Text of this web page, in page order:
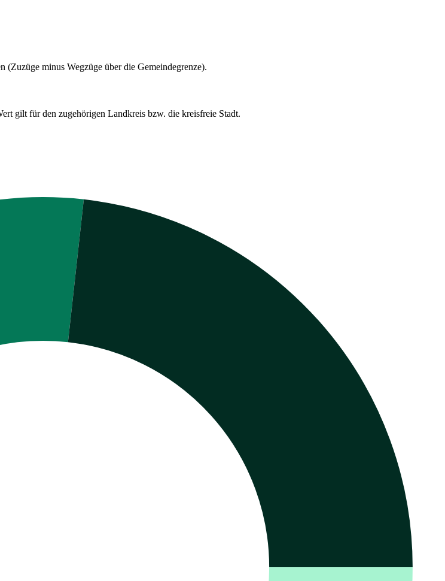
(Zuzüge minus Wegzüge über die Gemeindegrenze).
gilt für den zugehörigen Landkreis bzw. die kreisfreie Stadt.